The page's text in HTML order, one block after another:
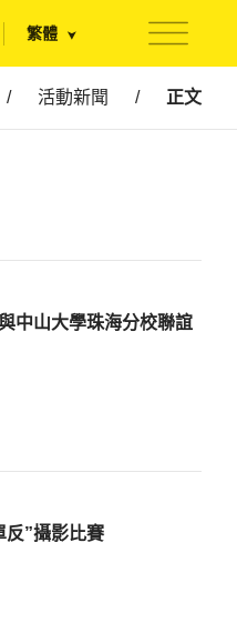
繁體
/ 活動新聞 / 正文
中山大學珠海分校聯誼
反”攝影比賽